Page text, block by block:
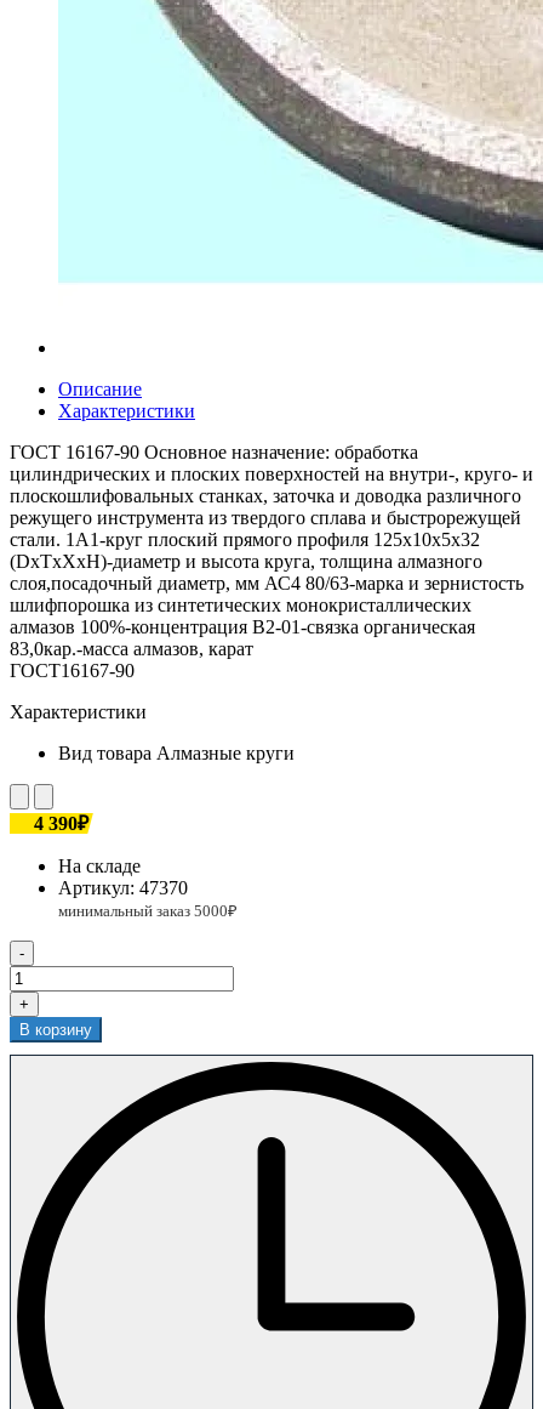
Описание
Характеристики
ГОСТ 16167-90 Основное назначение: обработка
цилиндрических и плоских поверхностей на внутри-, круго- и
плоскошлифовальных станках, заточка и доводка различного
режущего инструмента из твердого сплава и быстрорежущей
стали. 1А1-круг плоский прямого профиля 125х10х5х32
(DxTxXxH)-диаметр и высота круга, толщина алмазного
слоя,посадочный диаметр, мм АС4 80/63-марка и зернистость
шлифпорошка из синтетических монокристаллических
алмазов 100%-концентрация В2-01-связка органическая
83,0кар.-масса алмазов, карат
ГОСТ16167-90
Характеристики
Вид товара Алмазные круги
4 390₽
На складе
Артикул: 47370
-
+
В корзину